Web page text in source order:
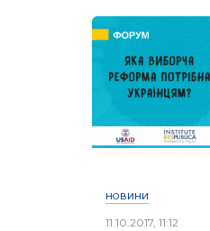
НОВИНИ
11.10.2017, 11:12